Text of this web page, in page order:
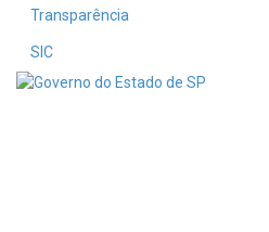
Transparência
SIC